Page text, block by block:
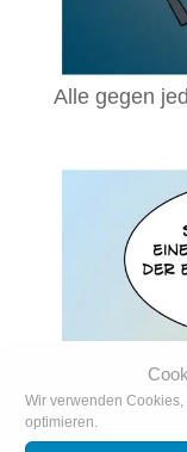
Wir verwenden
optimieren.
Alle gegen